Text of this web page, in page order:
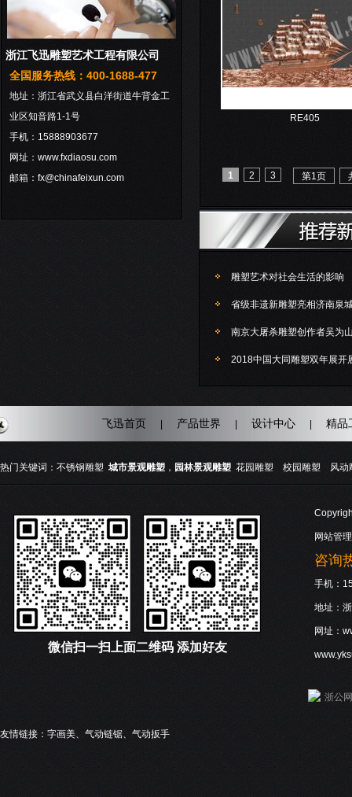
浙江飞迅雕塑艺术工程有限公司
全国服务热线：400-1688-477
地址：浙江省武义县白洋街道牛背金工
业区知音路1-1号
手机：15888903677
网址：www.fxdiaosu.com
邮箱：fx@chinafeixun.com
RE405
1 2 3 第1页
雕塑艺术对社会生活的影响
省级非遗新雕塑亮相济南泉
南京大屠杀雕塑创作者吴为
2018中国大同雕塑双年展开
飞迅首页 产品世界 设计中心 精品
热门关键词： 不锈钢雕塑 城市景观雕塑 ， 园林景观雕塑 花园雕塑 校园雕塑 风动
微信扫一扫上面二维码 添加好友
网站管理
咨询
手机：
地址：
网址：
浙公
友情链接： 字画美、 气动链锯、 气动扳手